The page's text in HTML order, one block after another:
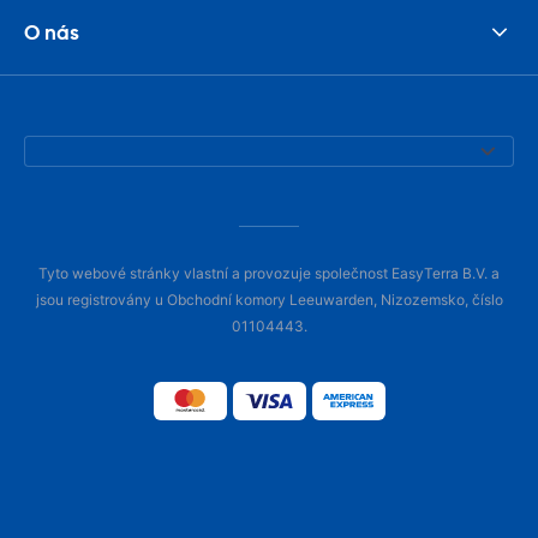
O nás
Tyto webové stránky vlastní a provozuje společnost EasyTerra B.V. a
jsou registrovány u Obchodní komory Leeuwarden, Nizozemsko, číslo
01104443.